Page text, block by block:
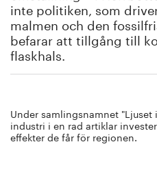
Publicerat
Bildbank
inte politiken, som
malmen och den
befarar att tillgång till
flaskhals.
Under samlingsnamnet "Ljuset
industri i en rad artiklar
effekter de får för regionen.